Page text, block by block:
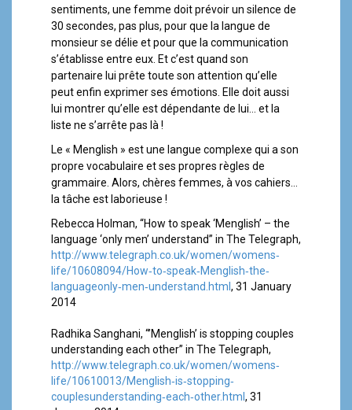
sentiments, une femme doit prévoir un silence de
30 secondes, pas plus, pour que la langue de
monsieur se délie et pour que la communication
s’établisse entre eux. Et c’est quand son
partenaire lui prête toute son attention qu’elle
peut enfin exprimer ses émotions. Elle doit aussi
lui montrer qu’elle est dépendante de lui… et la
liste ne s’arrête pas là !
Le « Menglish » est une langue complexe qui a son
propre vocabulaire et ses propres règles de
grammaire. Alors, chères femmes, à vos cahiers…
la tâche est laborieuse !
Rebecca Holman, “How to speak ‘Menglish’ – the
language ‘only men’ understand” in The Telegraph,
http://www.telegraph.co.uk/women/womens‐
life/10608094/How‐to‐speak‐Menglish‐the‐
languageonly‐men‐understand.html , 31 January
2014
Radhika Sanghani, “’Menglish’ is stopping couples
understanding each other” in The Telegraph,
http://www.telegraph.co.uk/women/womens‐
life/10610013/Menglish‐is‐stopping‐
couplesunderstanding‐each‐other.html , 31